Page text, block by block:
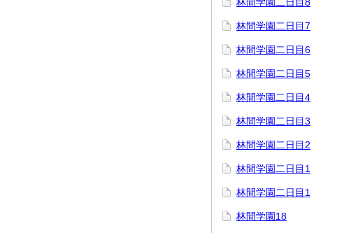
林間学園二日目7
林間学園二日目6
林間学園二日目5
林間学園二日目4
林間学園二日目3
林間学園二日目2
林間学園二日目1
林間学園二日目1
林間学園18